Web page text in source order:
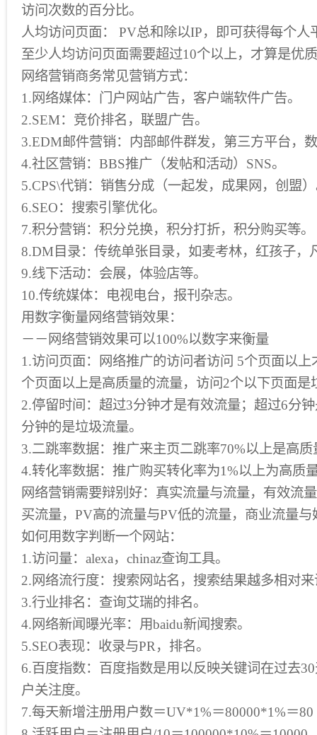
访问次数的百分比。
人均访问页面： PV总和除以IP，即可获得每个人
至少人均访问页面需要超过10个以上，才算是优
网络营销商务常见营销方式：
1.网络媒体：门户网站广告，客户端软件广告。
2.SEM：竞价排名，联盟广告。
3.EDM邮件营销：内部邮件群发，第三方平台，
4.社区营销：BBS推广（发帖和活动）SNS。
5.CPS\代销：销售分成（一起发，成果网，创盟
6.SEO：搜索引擎优化。
7.积分营销：积分兑换，积分打折，积分购买等。
8.DM目录：传统单张目录，如麦考林，红孩子，
9.线下活动：会展，体验店等。
10.传统媒体：电视电台，报刊杂志。
用数字衡量网络营销效果：
－－网络营销效果可以100%以数字来衡量
1.访问页面：网络推广的访问者访问 5个页面以
个页面以上是高质量的流量，访问2个以下页面是
2.停留时间：超过3分钟才是有效流量；超过6分
分钟的是垃圾流量。
3.二跳率数据：推广来主页二跳率70%以上是高质
4.转化率数据：推广购买转化率为1%以上为高质
网络营销需要辩别好：真实流量与流量，有效流
买流量，PV高的流量与PV低的流量，商业流量与
如何用数字判断一个网站：
1.访问量：alexa，chinaz查询工具。
2.网络流行度：搜索网站名，搜索结果越多相对
3.行业排名：查询艾瑞的排名。
4.网络新闻曝光率：用baidu新闻搜索。
5.SEO表现：收录与PR，排名。
6.百度指数：百度指数是用以反映关键词在过去
户关注度。
7.每天新增注册用户数＝UV*1%＝80000*1%＝80